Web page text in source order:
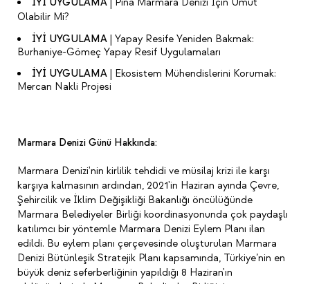
İYİ UYGULAMA| Pina Marmara Denizi İçin Umut
Olabilir Mi?
İYİ UYGULAMA | Yapay Resife Yeniden Bakmak:
Burhaniye-Gömeç Yapay Resif Uygulamaları
İYİ UYGULAMA| Ekosistem Mühendislerini Korumak:
Mercan Nakli Projesi
Marmara Denizi Günü Hakkında:
Marmara Denizi'nin kirlilik tehdidi ve müsilaj krizi ile karşı
karşıya kalmasının ardından, 2021'in Haziran ayında Çevre,
Şehircilik ve İklim Değişikliği Bakanlığı öncülüğünde
Marmara Belediyeler Birliği koordinasyonunda çok paydaşlı
katılımcı bir yöntemle Marmara Denizi Eylem Planı ilan
edildi. Bu eylem planı çerçevesinde oluşturulan Marmara
Denizi Bütünleşik Stratejik Planı kapsamında, Türkiye’nin en
büyük deniz seferberliğinin yapıldığı 8 Haziran'ın